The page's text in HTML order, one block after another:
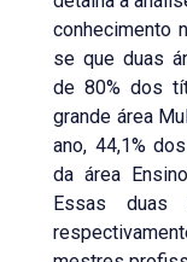
conhecimento
se que duas
de 80% dos
grande área
ano, 44,1%
da área
Essas duas